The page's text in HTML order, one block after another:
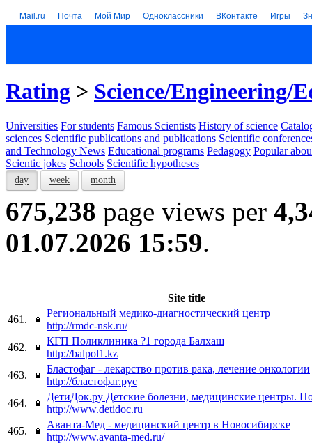
Mail.ru Почта Мой Мир Одноклассники ВКонтакте Игры
Rating > Science/Engineering/
Universities For students Famous Scientists History of science
sciences Scientific publications and publications Scientific
and Technology News Educational programs Pedagogy Popular
Scientic jokes Schools Scientific hypotheses
day week month
675,238 page views per
01.07.2026 15:59.
Site title
461.
Региональный медико-диагностический центр
http://rmdc-nsk.ru/
462.
КГП Поликлиника ?1 города Балхаш
http://balpol1.kz
463.
Бластофаг - лекарство против рака, лечение онкологии
http://бластофаг.рус
464.
ДетиДок.ру Детские болезни, медицинские центры.
http://www.detidoc.ru
465.
Аванта-Мед - медицинский центр в Новосибирске
http://www.avanta-med.ru/